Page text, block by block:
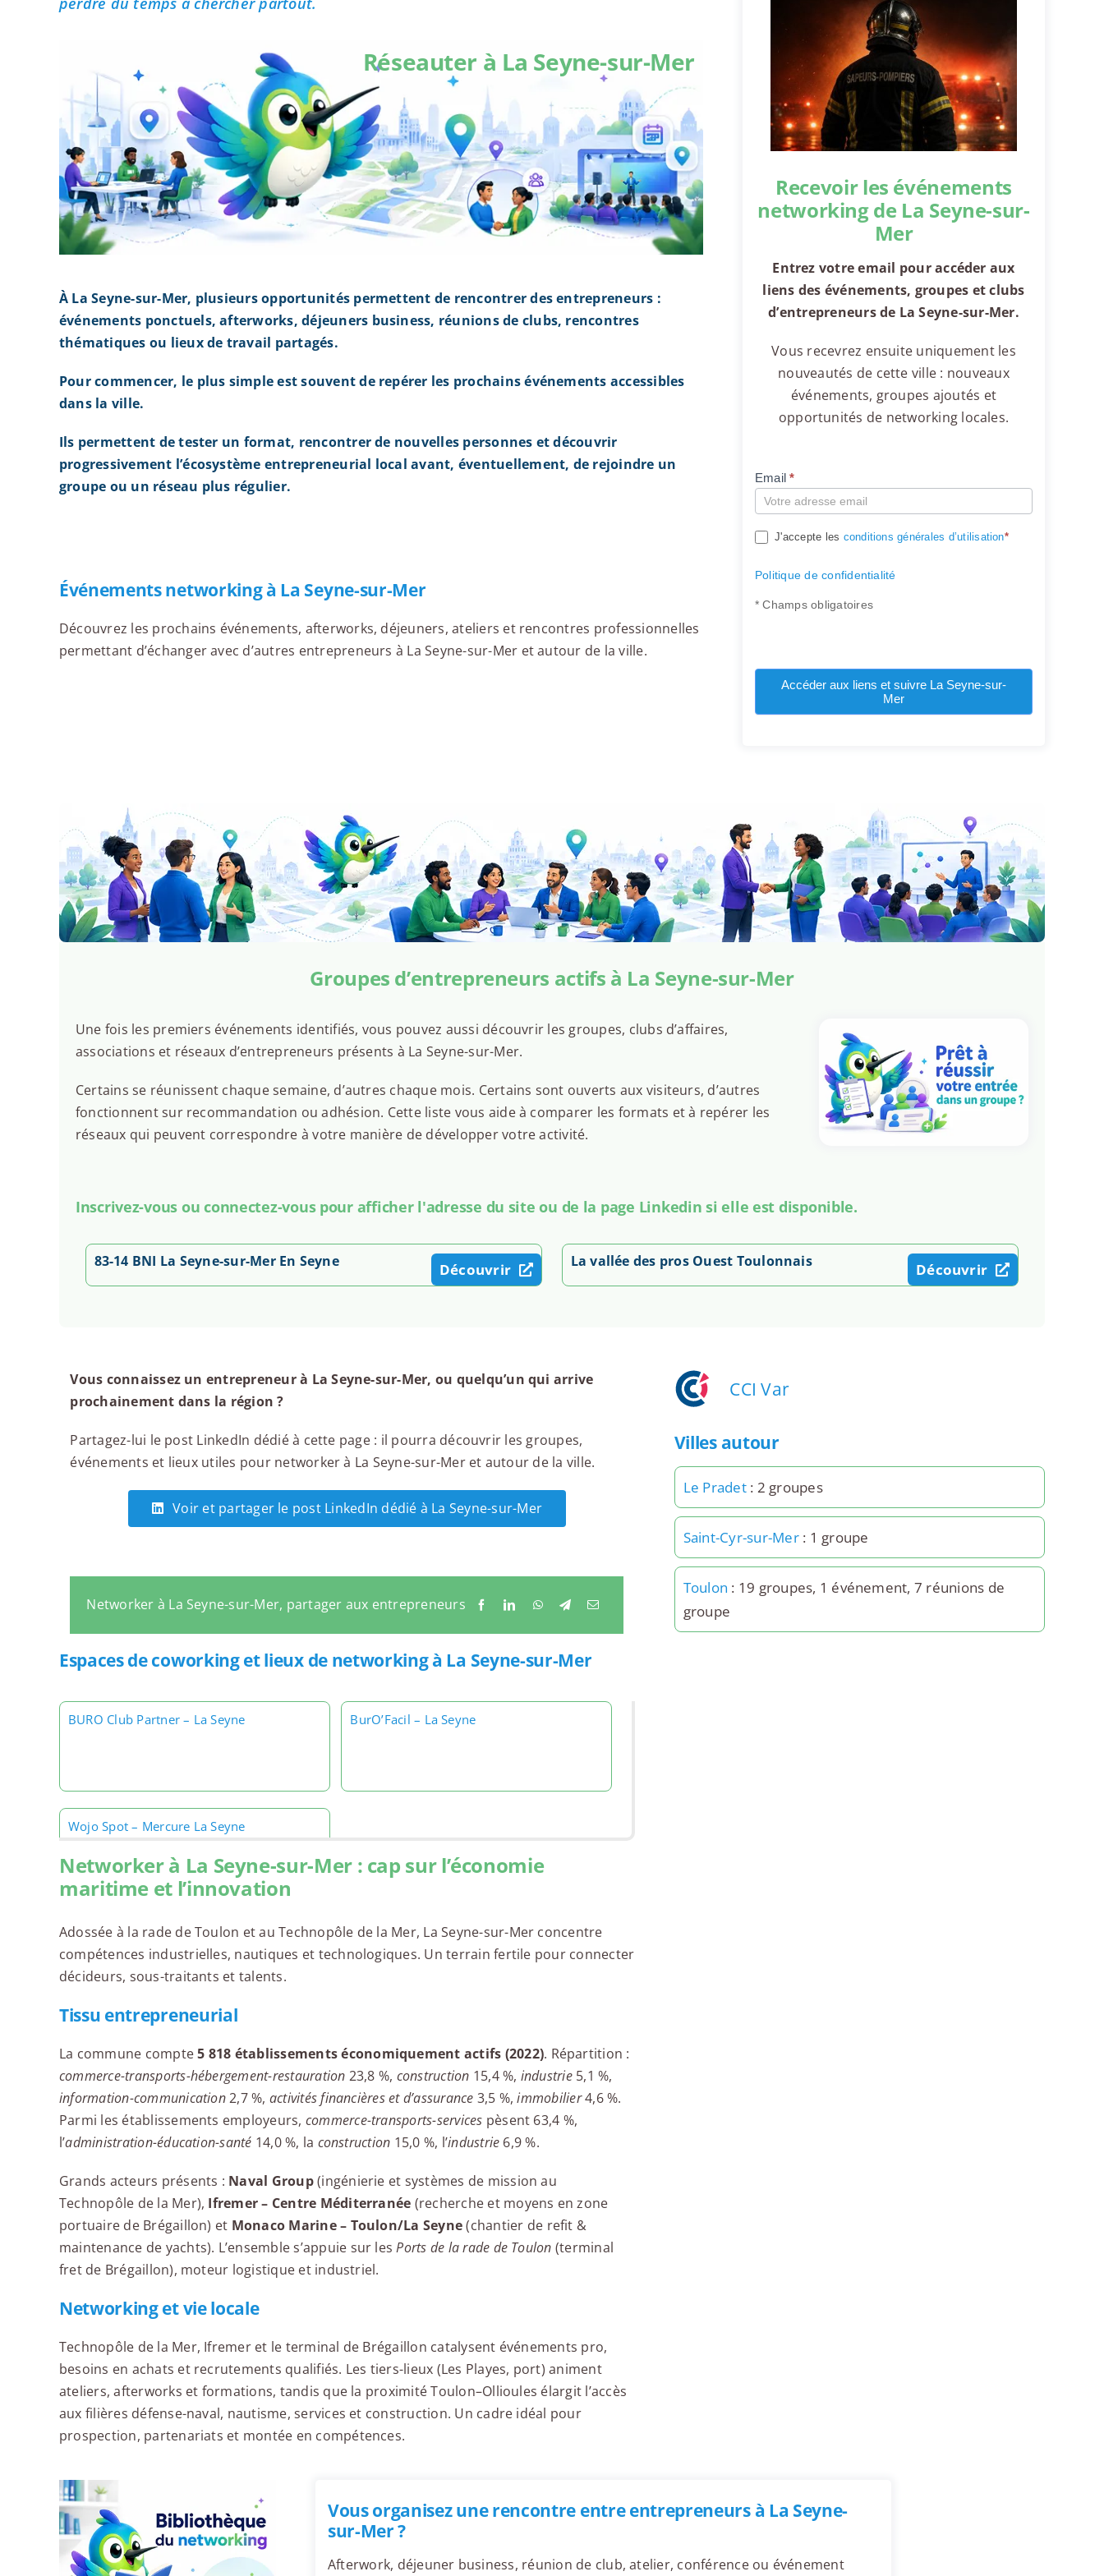
Réseauter à La Seyne-sur-Mer
À La Seyne-sur-Mer, plusieurs opportunités permettent de rencontrer des entrepreneurs :
événements ponctuels, afterworks, déjeuners business, réunions de clubs, rencontres
thématiques ou lieux de travail partagés.
Pour commencer, le plus simple est souvent de repérer les prochains événements accessibles
dans la ville.
Ils permettent de tester un format, rencontrer de nouvelles personnes et découvrir
progressivement l’écosystème entrepreneurial local avant, éventuellement, de rejoindre un
groupe ou un réseau plus régulier.
Événements networking à La Seyne-sur-Mer
Découvrez les prochains événements, afterworks, déjeuners, ateliers et rencontres professionnelles
permettant d’échanger avec d’autres entrepreneurs à La Seyne-sur-Mer et autour de la ville.
Recevoir les événements
networking de La Seyne-sur-
Mer
Entrez votre email pour accéder aux
liens des événements, groupes et clubs
d’entrepreneurs de La Seyne-sur-Mer.
Vous recevrez ensuite uniquement les
nouveautés de cette ville : nouveaux
événements, groupes ajoutés et
opportunités de networking locales.
Compte
Email*
J'accepte les conditions générales d’utilisation*
Politique de confidentialité
* Champs obligatoires
Accéder aux liens et suivre La Seyne-sur-
Mer
Groupes d’entrepreneurs actifs à La Seyne-sur-Mer
Une fois les premiers événements identifiés, vous pouvez aussi découvrir les groupes, clubs d’affaires,
associations et réseaux d’entrepreneurs présents à La Seyne-sur-Mer.
Certains se réunissent chaque semaine, d’autres chaque mois. Certains sont ouverts aux visiteurs, d’autres
fonctionnent sur recommandation ou adhésion. Cette liste vous aide à comparer les formats et à repérer les
réseaux qui peuvent correspondre à votre manière de développer votre activité.
Inscrivez-vous ou connectez-vous pour afficher l'adresse du site ou de la page Linkedin si elle est disponible.
83-14 BNI La Seyne-sur-Mer En Seyne Découvrir La vallée des pros Ouest Toulonnais Découvrir
Vous connaissez un entrepreneur à La Seyne-sur-Mer, ou quelqu’un qui arrive
prochainement dans la région ?
Partagez-lui le post LinkedIn dédié à cette page : il pourra découvrir les groupes,
événements et lieux utiles pour networker à La Seyne-sur-Mer et autour de la ville.
Voir et partager le post LinkedIn dédié à La Seyne-sur-Mer
Networker à La Seyne-sur-Mer, partager aux entrepreneurs
Espaces de coworking et lieux de networking à La Seyne-sur-Mer
BURO Club Partner – La Seyne BurO’Facil – La Seyne
Wojo Spot – Mercure La Seyne
Networker à La Seyne-sur-Mer : cap sur l’économie
maritime et l’innovation
Adossée à la rade de Toulon et au Technopôle de la Mer, La Seyne-sur-Mer concentre
compétences industrielles, nautiques et technologiques. Un terrain fertile pour connecter
décideurs, sous-traitants et talents.
Tissu entrepreneurial
La commune compte5 818 établissements économiquement actifs (2022). Répartition :
commerce-transports-hébergement-restauration 23,8 %, construction 15,4 %, industrie5,1 %,
information-communication2,7 %, activités financières et d’assurance 3,5 %,immobilier4,6 %.
Parmi les établissements employeurs, commerce-transports-services pèsent 63,4 %,
l’administration-éducation-santé 14,0 %, la construction 15,0 %, l’industrie 6,9 %.
Grands acteurs présents : Naval Group(ingénierie et systèmes de mission au
Technopôle de la Mer), Ifremer – Centre Méditerranée (recherche et moyens en zone
portuaire de Brégaillon) et Monaco Marine – Toulon/La Seyne(chantier de refit &
maintenance de yachts). L’ensemble s’appuie sur lesPorts de la rade de Toulon (terminal
fret de Brégaillon), moteur logistique et industriel.
Networking et vie locale
Technopôle de la Mer, Ifremer et le terminal de Brégaillon catalysent événements pro,
besoins en achats et recrutements qualifiés. Les tiers-lieux (Les Playes, port) animent
ateliers, afterworks et formations, tandis que la proximité Toulon–Ollioules élargit l’accès
aux filières défense-naval, nautisme, services et construction. Un cadre idéal pour
prospection, partenariats et montée en compétences.
CCI Var
Villes autour
Le Pradet: 2 groupes
Saint-Cyr-sur-Mer: 1 groupe
Toulon : 19 groupes, 1 événement, 7 réunions de
groupe
Vous organisez une rencontre entre entrepreneurs à La Seyne-
sur-Mer ?
Afterwork, déjeuner business, réunion de club, atelier, conférence ou événement